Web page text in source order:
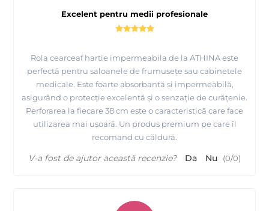
Excelent pentru medii profesionale
Rola cearceaf hartie impermeabila de la ATHINA este
perfectă pentru saloanele de frumusețe sau cabinetele
medicale. Este foarte absorbantă și impermeabilă,
asigurând o protecție excelentă și o senzație de curățenie.
Perforarea la fiecare 38 cm este o caracteristică care face
utilizarea mai ușoară. Un produs premium pe care îl
recomand cu căldură.
V-a fost de ajutor această recenzie? Da Nu (0/0)